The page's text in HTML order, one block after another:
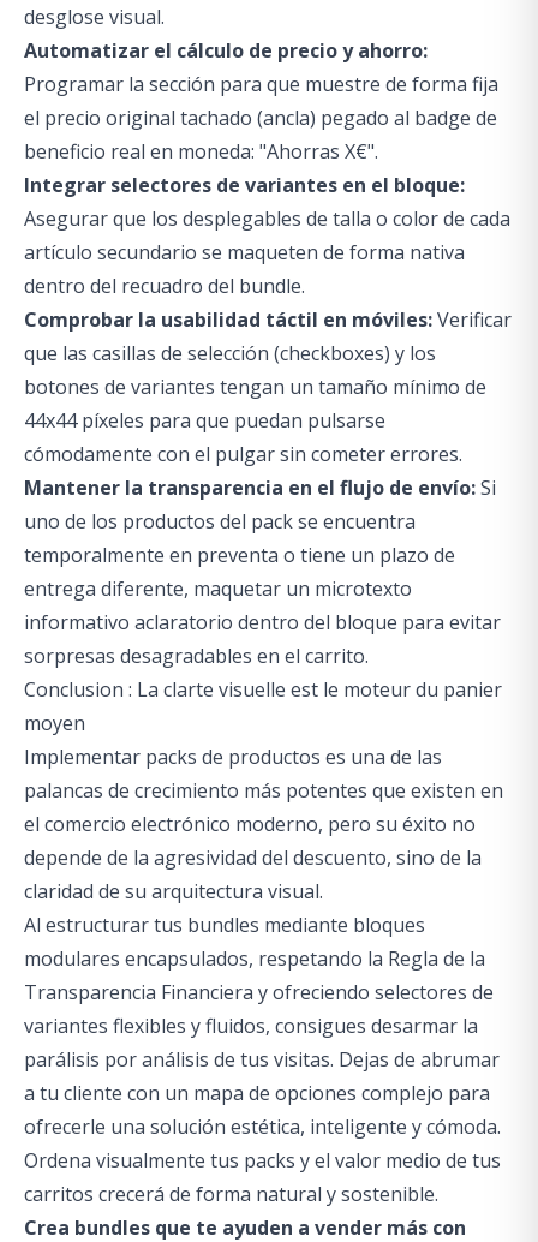
desglose visual.
Automatizar el cálculo de precio y ahorro:
Programar la sección para que muestre de forma fija
el precio original tachado (ancla) pegado al badge de
beneficio real en moneda: "Ahorras X€".
Integrar selectores de variantes en el bloque:
Asegurar que los desplegables de talla o color de cada
artículo secundario se maqueten de forma nativa
dentro del recuadro del bundle.
Comprobar la usabilidad táctil en móviles:Verificar
que las casillas de selección (checkboxes) y los
botones de variantes tengan un tamaño mínimo de
44x44 píxeles para que puedan pulsarse
cómodamente con el pulgar sin cometer errores.
Mantener la transparencia en el flujo de envío:Si
uno de los productos del pack se encuentra
temporalmente en preventa o tiene un plazo de
entrega diferente, maquetar un microtexto
informativo aclaratorio dentro del bloque para evitar
sorpresas desagradables en el carrito.
Conclusion : La clarte visuelle est le moteur du panier
moyen
Implementar packs de productos es una de las
palancas de crecimiento más potentes que existen en
el comercio electrónico moderno, pero su éxito no
depende de la agresividad del descuento, sino de la
claridad de su arquitectura visual.
Al estructurar tus bundles mediante bloques
modulares encapsulados, respetando la Regla de la
Transparencia Financiera y ofreciendo selectores de
variantes flexibles y fluidos, consigues desarmar la
parálisis por análisis de tus visitas. Dejas de abrumar
a tu cliente con un mapa de opciones complejo para
ofrecerle una solución estética, inteligente y cómoda.
Ordena visualmente tus packs y el valor medio de tus
carritos crecerá de forma natural y sostenible.
Crea bundles que te ayuden a vender más con